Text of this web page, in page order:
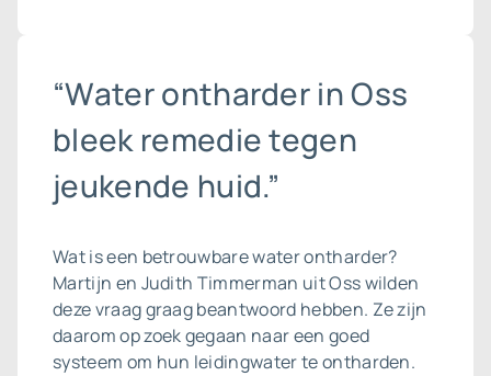
“Water ontharder in Oss
bleek remedie tegen
jeukende huid.”
Wat is een betrouwbarewater ontharder?
Martijn en Judith Timmerman uit Oss wilden
deze vraag graag beantwoord hebben. Ze zijn
daarom op zoek gegaan naar een goed
systeem om hun leidingwater te ontharden.